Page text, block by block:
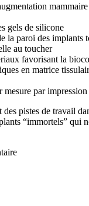
gels de silicone
la paroi des implants
au toucher
favorisant la
en matrice
mesure par
des pistes de travail
“immortels” qui